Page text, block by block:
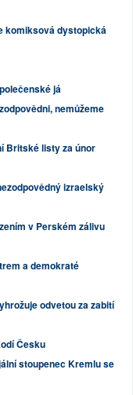
komiksová dystopická
já
nemůžeme
Britské listy za únor
izraelský
v Perském zálivu
a demokraté
odvetou za zabití
Česku
stoupenec Kremlu se